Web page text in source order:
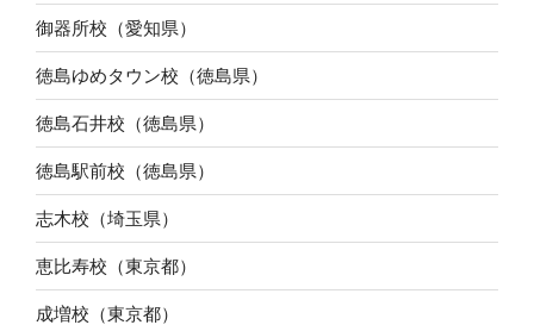
御器所校（愛知県）
徳島ゆめタウン校（徳島県）
徳島石井校（徳島県）
徳島駅前校（徳島県）
志木校（埼玉県）
恵比寿校（東京都）
成増校（東京都）